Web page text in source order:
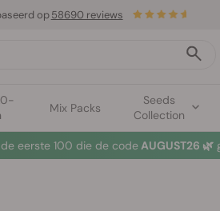
Mix Packs
Seeds
Collection
op 58690 reviews
eerste 100 die de code AUGUST26 🌿